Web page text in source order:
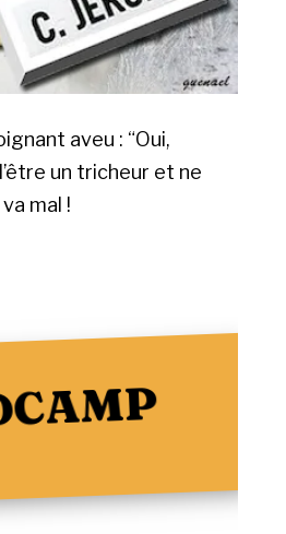
aveu : “Oui,
un tricheur et ne
mal !